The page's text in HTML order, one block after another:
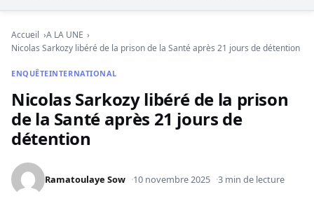
Accueil
A LA UNE
Nicolas Sarkozy libéré de la prison de la Santé après 21 jours de détention
ENQUÊTEINTERNATIONAL
Nicolas Sarkozy libéré de la prison
de la Santé après 21 jours de
détention
Ramatoulaye Sow 10 novembre 2025 3 min de lecture